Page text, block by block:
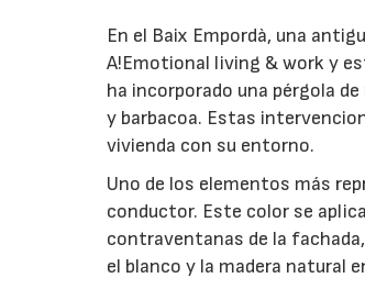
En el Baix Empordà, una
A!Emotional living & work y
ha incorporado una pérgola
y barbacoa. Estas
vivienda con su entorno.
Uno de los elementos más
conductor. Este color se
contraventanas de la
el blanco y la madera natural